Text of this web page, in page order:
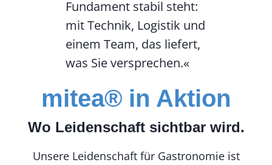
Fundament stabil steht:
mit Technik, Logistik und
einem Team, das liefert,
was Sie versprechen.«
mitea® in Aktion
Wo Leidenschaft sichtbar wird.
Unsere Leidenschaft für Gastronomie ist